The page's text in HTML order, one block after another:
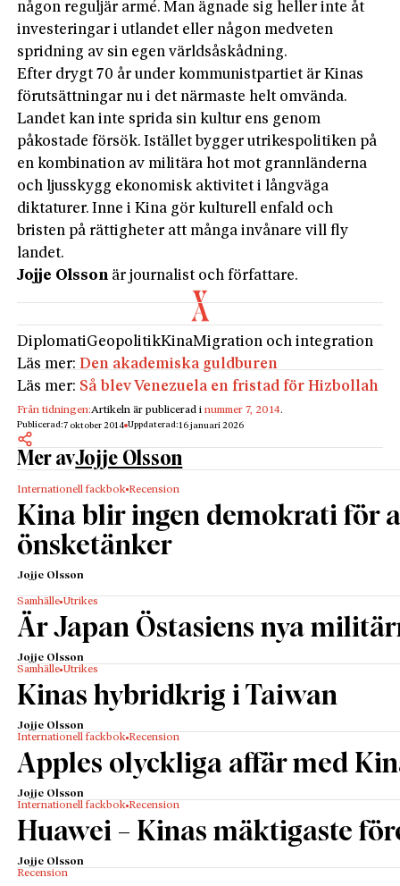
någon reguljär armé. Man ägnade sig heller inte åt
investeringar i utlandet eller någon medveten
spridning av sin egen världsåskådning.
Efter drygt 70 år under kommunistpartiet är Kinas
förutsättningar nu i det närmaste helt omvända.
Landet kan inte sprida sin kultur ens genom
påkostade försök. Istället bygger utrikespolitiken på
en kombination av militära hot mot grannländerna
och ljusskygg ekonomisk aktivitet i långväga
diktaturer. Inne i Kina gör kulturell enfald och
bristen på rättigheter att många invånare vill fly
landet.
Jojje Olsson är journalist och författare.
DiplomatiGeopolitikKinaMigration och integration
Läs mer:Den akademiska guldburen
Läs mer: Så blev Venezuela en fristad för Hizbollah
Från tidningen:Artikeln är publicerad inummer 7, 2014.
Publicerad:7 oktober 2014 Uppdaterad:16 januari 2026
Mer avJojje Olsson
Internationell fackbok Recension
Kina blir ingen demokrati för
önsketänker
Jojje Olsson
Samhälle Utrikes
Är Japan Östasiens nya
Jojje Olsson
Samhälle Utrikes
Kinas hybridkrig i Taiwan
Jojje Olsson
Internationell fackbok Recension
Apples olyckliga affär med
Jojje Olsson
Internationell fackbok Recension
Huawei – Kinas mäktigaste
Jojje Olsson
Recension